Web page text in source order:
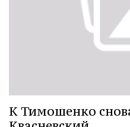
К Тимошенко